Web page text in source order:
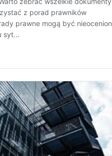
z porad prawników
prawne mogą być
syt...